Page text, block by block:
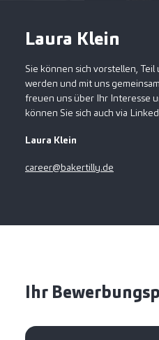
Laura Klein
Sie können sich vorstellen, Teil
werden und mit uns
freuen uns über Ihr Interesse
können Sie sich auch via
Laura Klein
career@bakertilly.de
Ihr